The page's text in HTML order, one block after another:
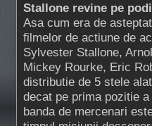
Stallone revine pe
Asa cum era de
filmelor de actiune de
Sylvester Stallone,
Mickey Rourke, Eric
distributie de 5 stele
decat pe prima pozitie
banda de mercenari